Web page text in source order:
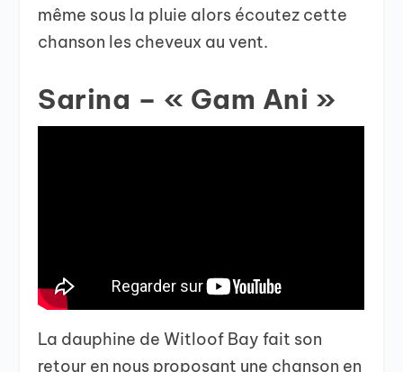
même sous la pluie alors écoutez cette
chanson les cheveux au vent.
Sarina – « Gam Ani »
La dauphine de Witloof Bay fait son
retour en nous proposant une chanson en